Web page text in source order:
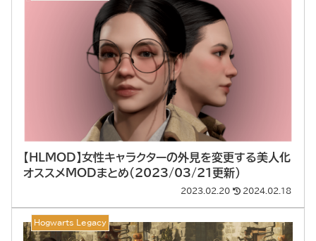
【HLMOD】女性キャラクターの外見を変更する美人化
オススメMODまとめ（2023/03/21更新）
2023.02.20 2024.02.18
Hogwarts Legacy